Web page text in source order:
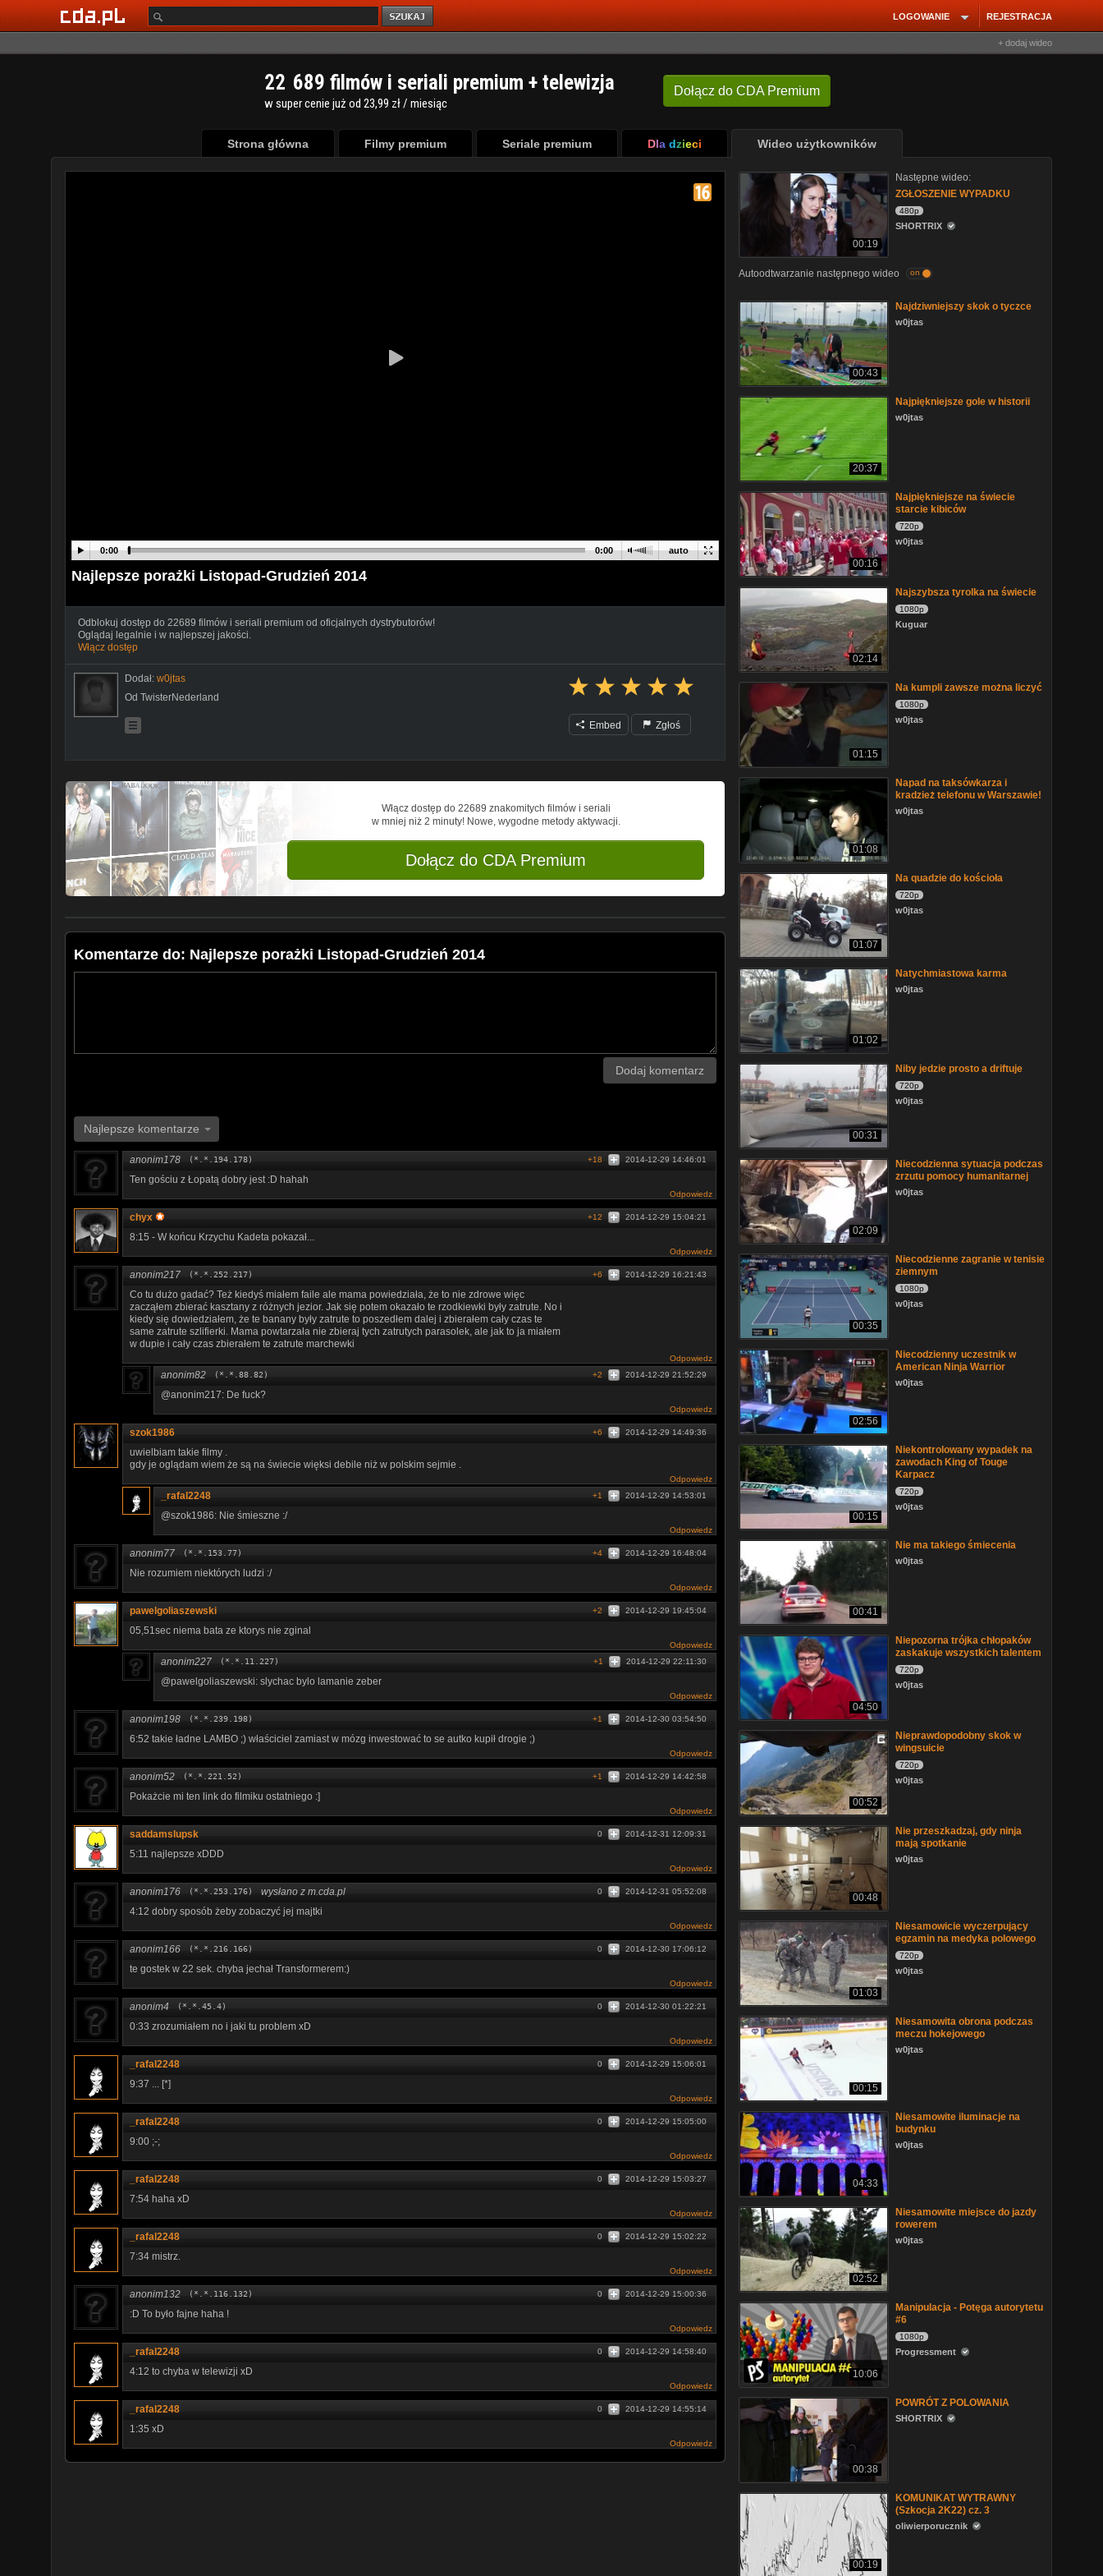
REJESTRACJA
LOGOWANIE
+ dodaj wideo
Dołącz do CDA Premium
22 689 filmów i seriali premium + telewizja
w super cenie już od 23,99 zł / miesiąc
Strona główna Filmy premium Seriale premium Dla dzieci Wideo użytkowników
auto
0:00 0:00
Najlepsze porażki Listopad-Grudzień 2014
Odblokuj dostęp do 22689 filmów i seriali premium od oficjalnych dystrybutorów!
Oglądaj legalnie i w najlepszej jakości.
Włącz dostęp
Dodał: w0jtas
Od TwisterNederland
Embed Zgłoś
Włącz dostęp do 22689 znakomitych filmów i seriali
w mniej niż 2 minuty! Nowe, wygodne metody aktywacji.
Dołącz do CDA Premium
Komentarze do: Najlepsze porażki Listopad-Grudzień 2014
Dodaj komentarz
Najlepsze komentarze
anonim178 (*.*.194.178) 2014-12-29 14:46:01
+18
Ten gościu z Łopatą dobry jest :D hahah
Odpowiedz
chyx 2014-12-29 15:04:21
+12
8:15 - W końcu Krzychu Kadeta pokazał...
Odpowiedz
anonim217 (*.*.252.217) 2014-12-29 16:21:43
+6
Co tu dużo gadać? Też kiedyś miałem faile ale mama powiedziała, że to nie zdrowe więc
zacząłem zbierać kasztany z różnych jezior. Jak się potem okazało te rzodkiewki były zatrute. No i
kiedy się dowiedziałem, że te banany były zatrute to poszedłem dalej i zbierałem cały czas te
same zatrute szlifierki. Mama powtarzała nie zbieraj tych zatrutych parasolek, ale jak to ja miałem
w dupie i cały czas zbierałem te zatrute marchewki
Odpowiedz
anonim82 (*.*.88.82) 2014-12-29 21:52:29
+2
@anonim217: De fuck?
Odpowiedz
szok1986 2014-12-29 14:49:36
+6
uwielbiam takie filmy .
gdy je oglądam wiem że są na świecie więksi debile niż w polskim sejmie .
Odpowiedz
_rafal2248 2014-12-29 14:53:01
+1
@szok1986: Nie śmieszne :/
Odpowiedz
anonim77 (*.*.153.77) 2014-12-29 16:48:04
+4
Nie rozumiem niektórych ludzi :/
Odpowiedz
pawelgoliaszewski 2014-12-29 19:45:04
+2
05,51sec niema bata ze ktorys nie zginal
Odpowiedz
anonim227 (*.*.11.227) 2014-12-29 22:11:30
+1
@pawelgoliaszewski: slychac bylo lamanie zeber
Odpowiedz
anonim198 (*.*.239.198) 2014-12-30 03:54:50
+1
6:52 takie ładne LAMBO ;) właściciel zamiast w mózg inwestować to se autko kupił drogie ;)
Odpowiedz
anonim52 (*.*.221.52) 2014-12-29 14:42:58
+1
Pokażcie mi ten link do filmiku ostatniego :]
Odpowiedz
saddamslupsk 2014-12-31 12:09:31
0
5:11 najlepsze xDDD
Odpowiedz
anonim176 (*.*.253.176) wysłano z m.cda.pl 2014-12-31 05:52:08
0
4:12 dobry sposób żeby zobaczyć jej majtki
Odpowiedz
anonim166 (*.*.216.166) 2014-12-30 17:06:12
0
te gostek w 22 sek. chyba jechał Transformerem:)
Odpowiedz
anonim4 (*.*.45.4) 2014-12-30 01:22:21
0
0:33 zrozumiałem no i jaki tu problem xD
Odpowiedz
_rafal2248 2014-12-29 15:06:01
0
9:37 ... [*]
Odpowiedz
_rafal2248 2014-12-29 15:05:00
0
9:00 ;-;
Odpowiedz
_rafal2248 2014-12-29 15:03:27
0
7:54 haha xD
Odpowiedz
_rafal2248 2014-12-29 15:02:22
0
7:34 mistrz.
Odpowiedz
anonim132 (*.*.116.132) 2014-12-29 15:00:36
0
:D To było fajne haha !
Odpowiedz
_rafal2248 2014-12-29 14:58:40
0
4:12 to chyba w telewizji xD
Odpowiedz
_rafal2248 2014-12-29 14:55:14
0
1:35 xD
Odpowiedz
00:19
Następne wideo:
ZGŁOSZENIE WYPADKU
480p
SHORTRIX
Autoodtwarzanie następnego wideo on
00:43
Najdziwniejszy skok o tyczce
w0jtas
20:37
Najpiękniejsze gole w historii
w0jtas
00:16
Najpiękniejsze na świecie
starcie kibiców
720p
w0jtas
02:14
Najszybsza tyrolka na świecie
1080p
Kuguar
01:15
Na kumpli zawsze można liczyć
1080p
w0jtas
01:08
Napad na taksówkarza i
kradzież telefonu w Warszawie!
w0jtas
01:07
Na quadzie do kościoła
720p
w0jtas
01:02
Natychmiastowa karma
w0jtas
00:31
Niby jedzie prosto a driftuje
720p
w0jtas
02:09
Niecodzienna sytuacja podczas
zrzutu pomocy humanitarnej
w0jtas
00:35
Niecodzienne zagranie w tenisie
ziemnym
1080p
w0jtas
02:56
Niecodzienny uczestnik w
American Ninja Warrior
w0jtas
00:15
Niekontrolowany wypadek na
zawodach King of Touge
Karpacz
720p
w0jtas
00:41
Nie ma takiego śmiecenia
w0jtas
04:50
Niepozorna trójka chłopaków
zaskakuje wszystkich talentem
720p
w0jtas
00:52
Nieprawdopodobny skok w
wingsuicie
720p
w0jtas
00:48
Nie przeszkadzaj, gdy ninja
mają spotkanie
w0jtas
01:03
Niesamowicie wyczerpujący
egzamin na medyka polowego
720p
w0jtas
00:15
Niesamowita obrona podczas
meczu hokejowego
w0jtas
04:33
Niesamowite iluminacje na
budynku
w0jtas
02:52
Niesamowite miejsce do jazdy
rowerem
w0jtas
10:06
Manipulacja - Potęga autorytetu
#6
1080p
Progressment
00:38
POWRÓT Z POLOWANIA
SHORTRIX
00:19
KOMUNIKAT WYTRAWNY
(Szkocja 2K22) cz. 3
oliwierporucznik